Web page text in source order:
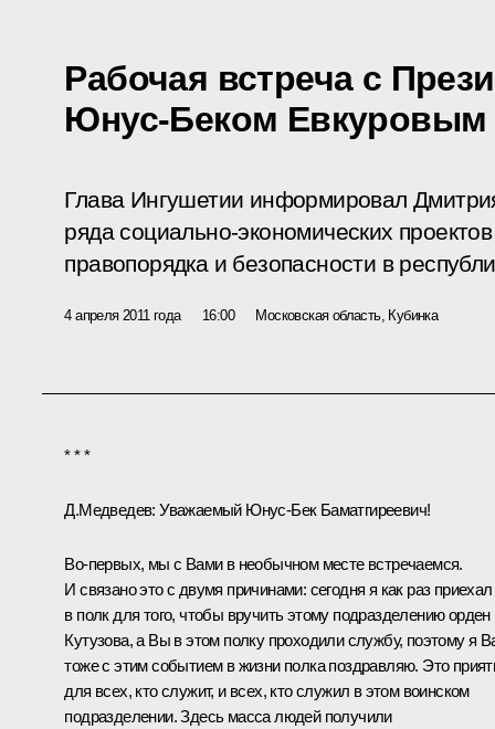
Рабочая встреча с
Юнус-Беком Евкуровым
Глава Ингушетии информировал
ряда социально-экономических
правопорядка и безопасности в
4 апреля 2011 года 16:00 Московская область, Кубинка
* * *
Д.Медведев: Уважаемый Юнус-Бек Баматгиреевич!
Во‑первых, мы с Вами в необычном месте встречаемся.
И связано это с двумя причинами: сегодня я как раз приехал
в полк для того, чтобы вручить этому подразделению орден
Кутузова, а Вы в этом полку проходили службу, поэтому я
тоже с этим событием в жизни полка поздравляю. Это
для всех, кто служит, и всех, кто служил в этом воинском
подразделении. Здесь масса людей получили